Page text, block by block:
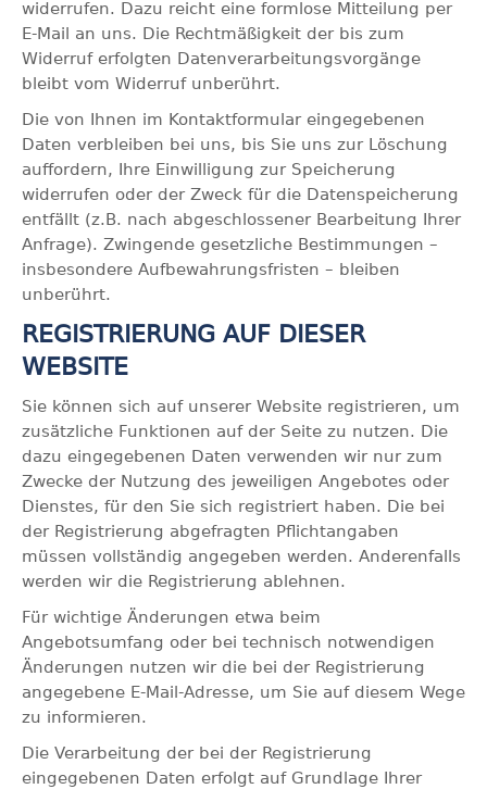
widerrufen. Dazu reicht eine formlose Mitteilung per
E-Mail an uns. Die Rechtmäßigkeit der bis zum
Widerruf erfolgten Datenverarbeitungsvorgänge
bleibt vom Widerruf unberührt.
Die von Ihnen im Kontaktformular eingegebenen
Daten verbleiben bei uns, bis Sie uns zur Löschung
auffordern, Ihre Einwilligung zur Speicherung
widerrufen oder der Zweck für die Datenspeicherung
entfällt (z.B. nach abgeschlossener Bearbeitung Ihrer
Anfrage). Zwingende gesetzliche Bestimmungen –
insbesondere Aufbewahrungsfristen – bleiben
unberührt.
REGISTRIERUNG AUF DIESER
WEBSITE
Sie können sich auf unserer Website registrieren, um
zusätzliche Funktionen auf der Seite zu nutzen. Die
dazu eingegebenen Daten verwenden wir nur zum
Zwecke der Nutzung des jeweiligen Angebotes oder
Dienstes, für den Sie sich registriert haben. Die bei
der Registrierung abgefragten Pflichtangaben
müssen vollständig angegeben werden. Anderenfalls
werden wir die Registrierung ablehnen.
Für wichtige Änderungen etwa beim
Angebotsumfang oder bei technisch notwendigen
Änderungen nutzen wir die bei der Registrierung
angegebene E-Mail-Adresse, um Sie auf diesem Wege
zu informieren.
Die Verarbeitung der bei der Registrierung
eingegebenen Daten erfolgt auf Grundlage Ihrer